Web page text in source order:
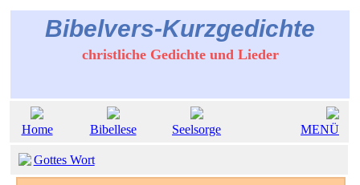
Bibelvers-Kurzgedichte
christliche Gedichte und Lieder
Home Bibellese Seelsorge MENÜ
Gottes Wort